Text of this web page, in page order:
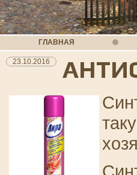
ГЛАВНАЯ
23.10.2016